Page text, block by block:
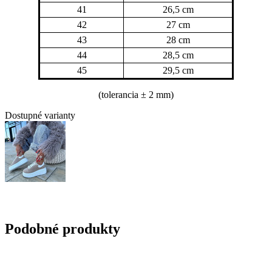
41
26,5 cm
42
27 cm
43
28 cm
44
28,5 cm
45
29,5 cm
(tolerancia ± 2 mm)
Dostupné varianty
Podobné produkty